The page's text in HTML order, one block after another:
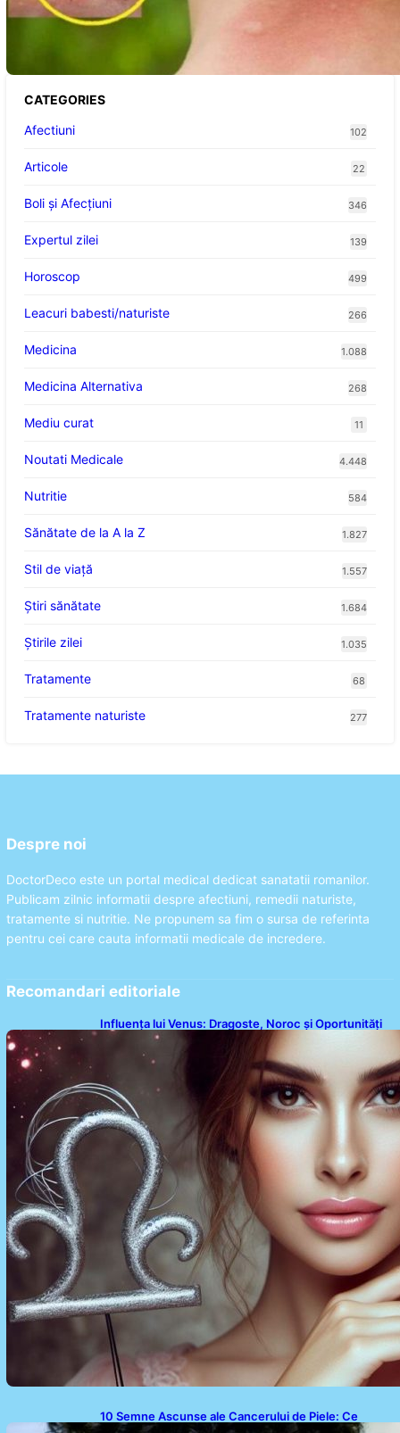
Cum bacteriile pielii influențează atracția
țânțarilor: O nouă viziune asupra alegerii
CATEGORIES
Afectiuni
102
Articole 22
Boli și Afecțiuni 346
Expertul zilei 139
Horoscop 499
Leacuri babesti/naturiste 266
Medicina 1.088
Medicina Alternativa 268
Mediu curat 11
Noutati Medicale 4.448
Nutritie 584
Sănătate de la A la Z 1.827
Stil de viaţă 1.557
Ştiri sănătate 1.684
Știrile zilei 1.035
Tratamente 68
Tratamente naturiste 277
Despre noi
DoctorDeco este un portal medical dedicat sanatatii romanilor.
Publicam zilnic informatii despre afectiuni, remedii naturiste,
tratamente si nutritie. Ne propunem sa fim o sursa de referinta
pentru cei care cauta informatii medicale de incredere.
Recomandari editoriale
Influența lui Venus: Dragoste, Noroc și Oportunități
pentru Tauri și Balanțe în Weekendul 8-9 August
10 Semne Ascunse ale Cancerului de Piele: Ce
Trebuie să Știm pentru a Ne Proteja